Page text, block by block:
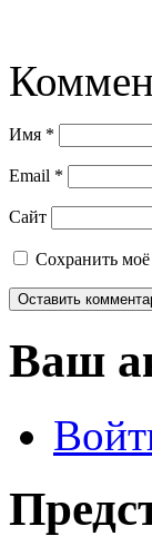
Имя *
Email *
Сайт
Сохранить
Ваш